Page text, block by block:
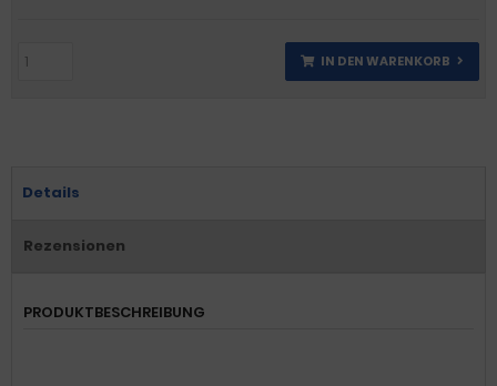
IN DEN WARENKORB
Details
Rezensionen
PRODUKTBESCHREIBUNG